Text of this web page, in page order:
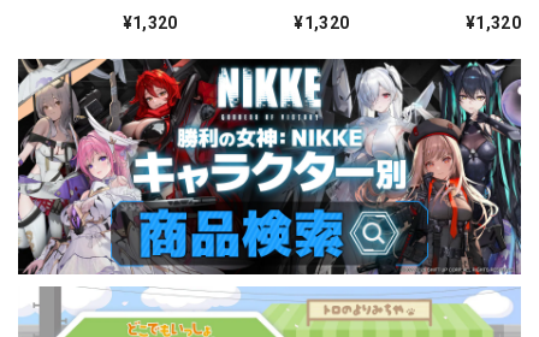
¥1,320
ォーチュンメイト
¥1,320
シャープレッスン
¥1,320